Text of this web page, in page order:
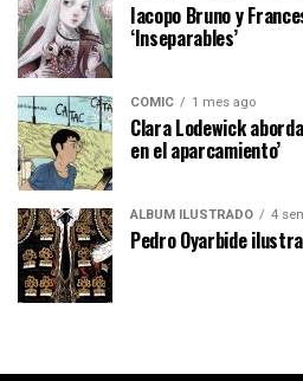
Iacopo Bruno y
‘Inseparables’
CÓMIC 1 mes ago
Clara Lodewick
en el aparcamiento’
ÁLBUM ILUSTRADO 4
Pedro Oyarbide ilustra